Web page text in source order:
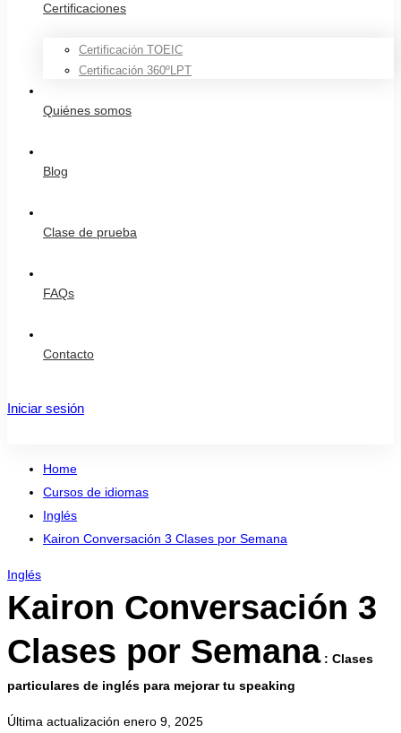
Certificaciones
Certificación TOEIC
Certificación 360ºLPT
Quiénes somos
Blog
Clase de prueba
FAQs
Contacto
Iniciar sesión
Home
Cursos de idiomas
Inglés
Kairon Conversación 3 Clases por Semana
Inglés
Kairon Conversación 3
Clases por Semana : Clases
particulares de inglés para mejorar tu speaking
Última actualización enero 9, 2025